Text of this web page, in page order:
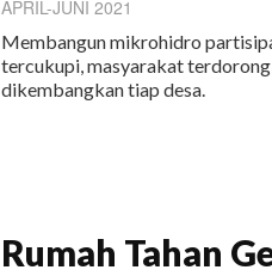
APRIL-JUNI 2021
Membangun mikrohidro
tercukupi, masyarakat
dikembangkan tiap desa.
Rumah Tahan